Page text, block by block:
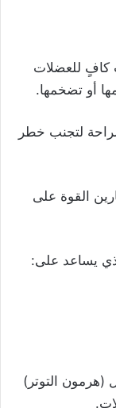
كافٍ للعضلات
أو تضخمها.
لتجنب خطر
القوة على
يساعد على:
(هرمون التوتر)